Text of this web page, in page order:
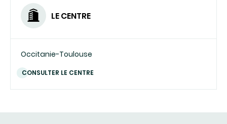
LE CENTRE
Occitanie-Toulouse
CONSULTER LE CENTRE